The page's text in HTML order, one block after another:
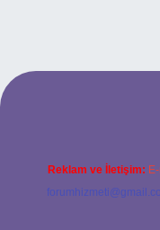
betexper güncel giriş
Reklam ve İletişim: